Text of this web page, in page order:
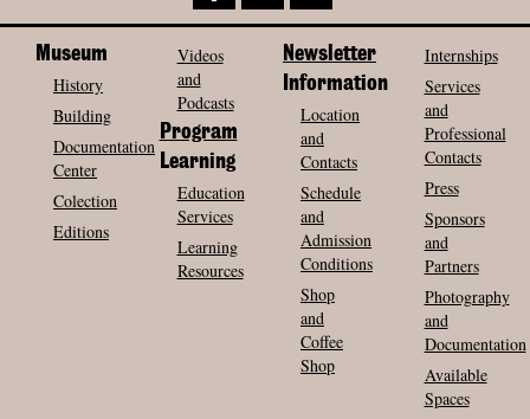
Museum
History
Building
Documentation
Center
Colection
Editions
Videos
and
Podcasts
Program
Learning
Education
Services
Learning
Resources
Newsletter
Information
Location
and
Contacts
Schedule
and
Admission
Conditions
Shop
and
Coffee
Shop
Internships
Services
and
Professional
Contacts
Press
Sponsors
and
Partners
Photography
and
Documentation
Available
Spaces